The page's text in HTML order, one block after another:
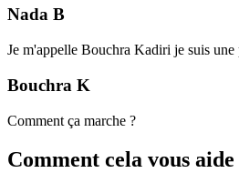
Nada B
Je m'appelle Bouchra Kadiri je suis une
Bouchra K
Comment ça marche ?
Comment cela vous aide